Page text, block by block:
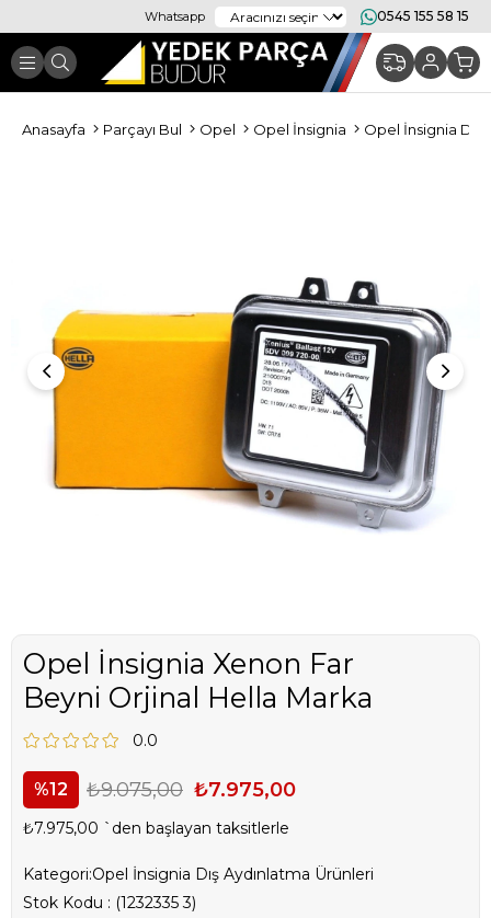
Whatsapp 0545 155 58 15
Anasayfa Parçayı Bul Opel Opel İnsignia Opel İnsignia Dış
Opel İnsignia Xenon Far
Beyni Orjinal Hella Marka
0.0
12 ₺9.075,00 ₺7.975,00
₺7.975,00 `den başlayan taksitlerle
Kategori:Opel İnsignia Dış Aydınlatma Ürünleri
Stok Kodu
(1232335 3)